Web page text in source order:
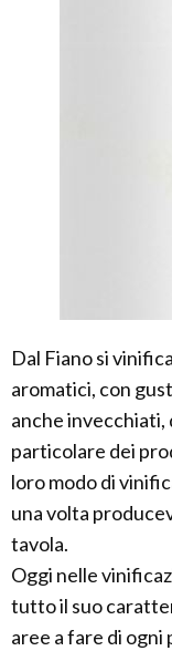
Dal Fiano si
aromatici, con
anche invecchiati,
particolare dei
loro modo di
una volta
tavola.
Oggi nelle
tutto il suo
aree a fare di ogni